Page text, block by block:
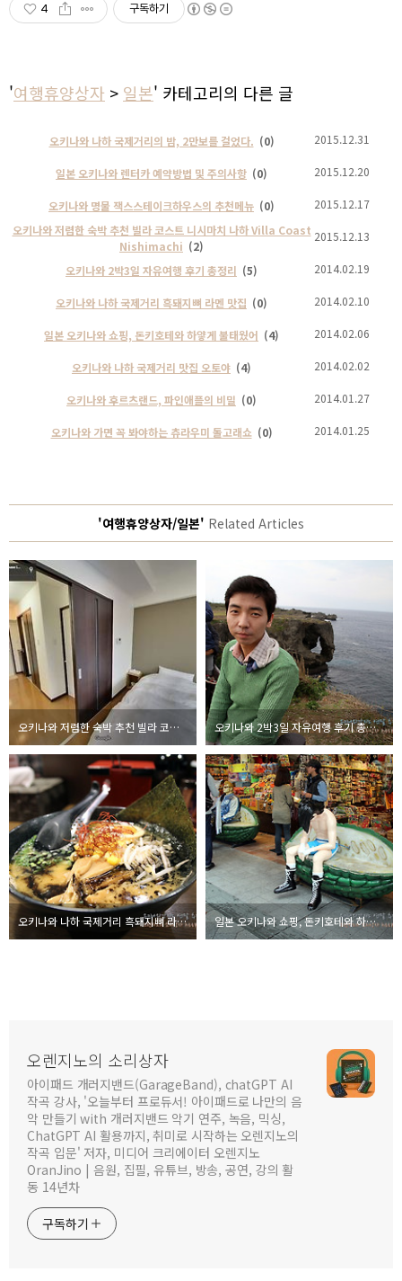
4 구독하기
'여행휴양상자 > 일본' 카테고리의 다른 글
오키나와 나하 국제거리의 밤, 2만보를 걸었다. (0) 2015.12.31
일본 오키나와 렌터카 예약방법 및 주의사항 (0) 2015.12.20
오키나와 명물 잭스스테이크하우스의 추천메뉴 (0)
2015.12.17
오키나와 저렴한 숙박 추천 빌라 코스트 니시마치 나하 Villa Coast
Nishimachi (2)
2015.12.13
오키나와 2박3일 자유여행 후기 총정리 (5) 2014.02.19
오키나와 나하 국제거리 흑돼지뼈 라멘 맛집 (0) 2014.02.10
일본 오키나와 쇼핑, 돈키호테와 하얗게 불태웠어 (4) 2014.02.06
오키나와 나하 국제거리 맛집 오토야 (4) 2014.02.02
오키나와 후르츠랜드, 파인애플의 비밀 (0) 2014.01.27
오키나와 가면 꼭 봐야하는 츄라우미 돌고래쇼 (0) 2014.01.25
'여행휴양상자/일본' Related Articles
오키나와 저렴한 숙박 추천 빌라 코스트 니시마치 나하 Villa Coast Nishimachi 오키나와 2박3일 자유여행 후기 총정리
오키나와 나하 국제거리 흑돼지뼈 라멘 맛집 일본 오키나와 쇼핑, 돈키호테와 하얗게 불태웠어
오렌지노의 소리상자
아이패드 개러지밴드(GarageBand), chatGPT AI
작곡 강사, '오늘부터 프로듀서! 아이패드로 나만의 음
악 만들기 with 개러지밴드 악기 연주, 녹음, 믹싱,
ChatGPT AI 활용까지, 취미로 시작하는 오렌지노의
작곡 입문' 저자, 미디어 크리에이터 오렌지노
OranJino | 음원, 집필, 유튜브, 방송, 공연, 강의 활
동 14년차
구독하기